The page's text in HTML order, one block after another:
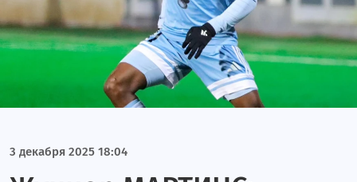
Игтисадчи
Локомотив
3 декабря 2025 18:04